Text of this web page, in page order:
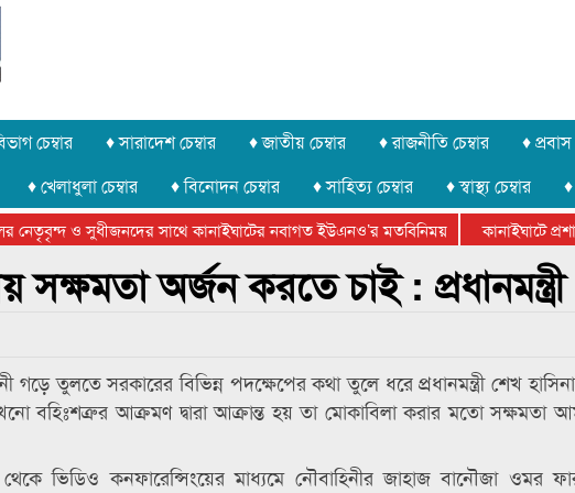
চেম্বার ♦ সারাদেশ চেম্বার ♦ জাতীয় চেম্বার ♦ রাজনীতি চেম্বার ♦ প্রবাস
♦ খেলাধুলা চেম্বার ♦ বিনোদন চেম্বার ♦ সাহিত্য চেম্বার ♦ স্বাস্থ্য চেম্বার
নেতৃবৃন্দ ও সুধীজনদের সাথে কানাইঘাটের নবাগত ইউএনও’র মতবিনিময় কানাইঘাটে
গ্রুপ থিয়েটার ফেডারেশানের বিভাগীয় অভিনয় কর্মশালা সম্পন্ন
সক্ষমতা অর্জন করতে চাই : প্রধানমন্ত্রী
গড়ে তুলতে সরকারের বিভিন্ন পদক্ষেপের কথা তুলে ধরে প্রধানমন্ত্রী শেখ
বহিঃশত্রুর আক্রমণ দ্বারা আক্রান্ত হয় তা মোকাবিলা করার মতো সক্ষমতা
ভিডিও কনফারেন্সিংয়ের মাধ্যমে নৌবাহিনীর জাহাজ বানৌজা ওমর